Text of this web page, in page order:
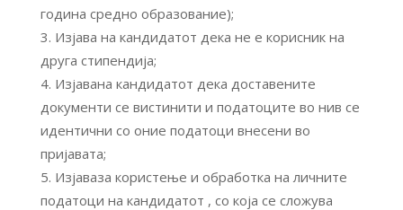
година средно образование);
Изјава на кандидатот дека не е корисник на
друга стипендија;
Изјавана кандидатот дека доставените
документи се вистинити и податоците во нив се
идентични со оние податоци внесени во
пријавата;
Изјаваза користење и обработка на личните
податоци на кандидатот , со која се сложува